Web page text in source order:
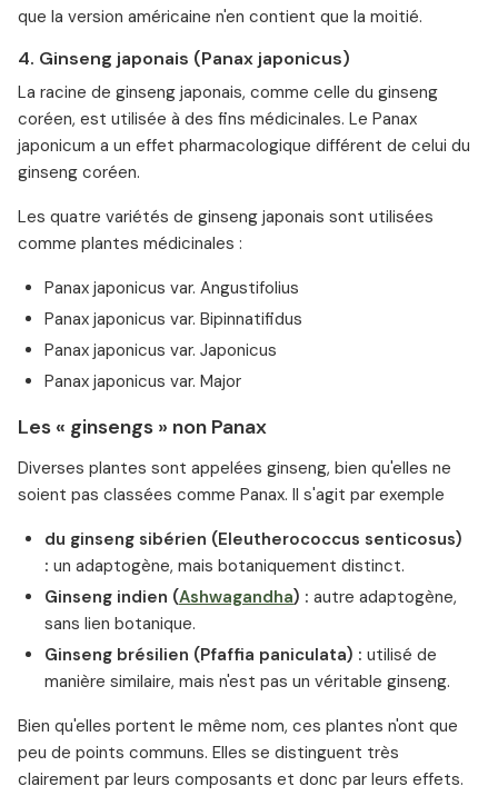
que la version américaine n'en contient que la moitié.
4. Ginseng japonais (Panax japonicus)
La racine de ginseng japonais, comme celle du ginseng
coréen, est utilisée à des fins médicinales. Le Panax
japonicum a un effet pharmacologique différent de celui du
ginseng coréen.
Les quatre variétés de ginseng japonais sont utilisées
comme plantes médicinales :
Panax japonicus var. Angustifolius
Panax japonicus var. Bipinnatifidus
Panax japonicus var. Japonicus
Panax japonicus var. Major
Les « ginsengs » non Panax
Diverses plantes sont appelées ginseng, bien qu'elles ne
soient pas classées comme Panax. Il s'agit par exemple
du ginseng sibérien (Eleutherococcus senticosus)
: un adaptogène, mais botaniquement distinct.
Ginseng indien (Ashwagandha) : autre adaptogène,
sans lien botanique.
Ginseng brésilien (Pfaffia paniculata) : utilisé de
manière similaire, mais n'est pas un véritable ginseng.
Bien qu'elles portent le même nom, ces plantes n'ont que
peu de points communs. Elles se distinguent très
clairement par leurs composants et donc par leurs effets.